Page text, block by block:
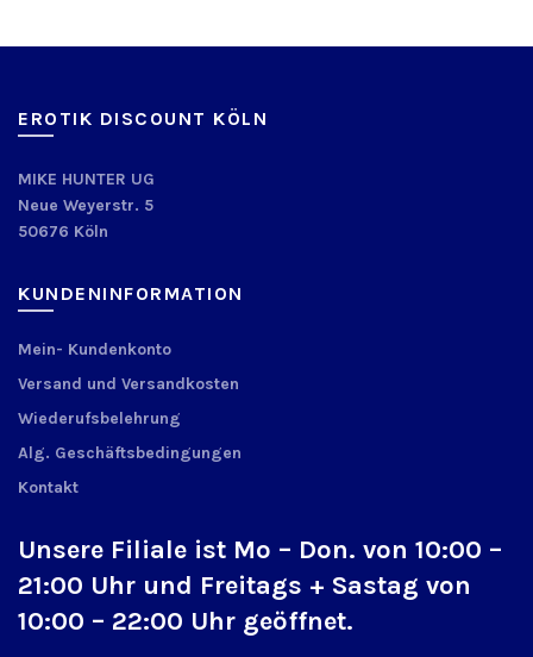
EROTIK DISCOUNT KÖLN
MIKE HUNTER UG
Neue Weyerstr. 5
50676 Köln
KUNDENINFORMATION
Mein- Kundenkonto
Versand und Versandkosten
Wiederufsbelehrung
Alg. Geschäftsbedingungen
Kontakt
Unsere Filiale ist Mo – Don. von 10:00 –
21:00 Uhr und Freitags + Sastag von
10:00 – 22:00 Uhr geöffnet.